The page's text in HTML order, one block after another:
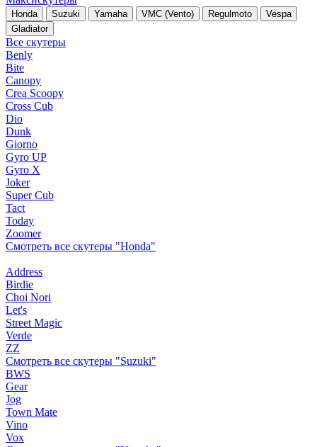
Honda Suzuki Yamaha VMC (Vento) Regulmoto
Vespa
Gladiator
Все скутеры
Benly
Bite
Canopy
Crea Scoopy
Cross Cub
Dio
Dunk
Giorno
Gyro UP
Gyro X
Joker
Super Cub
Tact
Today
Zoomer
Смотреть все скутеры "Honda"
Address
Birdie
Choi Nori
Let's
Street Magic
Verde
ZZ
Смотреть все скутеры "Suzuki"
BWS
Gear
Jog
Town Mate
Vino
Vox